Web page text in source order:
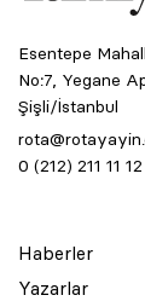
Esentepe
No:7, Yegane
Şişli/İstanbul
0 (212) 211 11 12
Haberler
Yazarlar